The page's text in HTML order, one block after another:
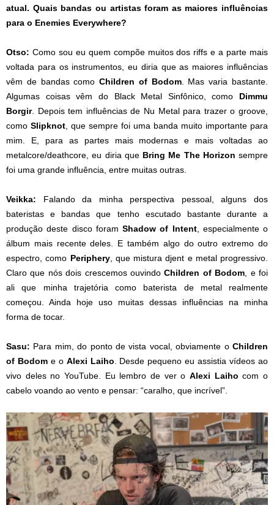
atual. Quais bandas ou artistas foram as maiores influências
para o Enemies Everywhere?
Otso: Como sou eu quem compõe muitos dos riffs e a parte mais
voltada para os instrumentos, eu diria que as maiores influências
vêm de bandas comoChildren of Bodom. Mas varia bastante.
Algumas coisas vêm do Black Metal Sinfônico, como Dimmu
Borgir. Depois tem influências de Nu Metal para trazer o groove,
como Slipknot, que sempre foi uma banda muito importante para
mim. E, para as partes mais modernas e mais voltadas ao
metalcore/deathcore, eu diria que Bring Me The Horizon sempre
foi uma grande influência, entre muitas outras.
Veikka: Falando da minha perspectiva pessoal, alguns dos
bateristas e bandas que tenho escutado bastante durante a
produção deste disco foram Shadow of Intent, especialmente o
álbum mais recente deles. E também algo do outro extremo do
espectro, como Periphery, que mistura djent e metal progressivo.
Claro que nós dois crescemos ouvindoChildren of Bodom, e foi
ali que minha trajetória como baterista de metal realmente
começou. Ainda hoje uso muitas dessas influências na minha
forma de tocar.
Sasu: Para mim, do ponto de vista vocal, obviamente o Children
of Bodome o Alexi Laiho. Desde pequeno eu assistia vídeos ao
vivo deles no YouTube. Eu lembro de ver o Alexi Laiho com o
cabelo voando ao vento e pensar: “caralho, que incrível”.